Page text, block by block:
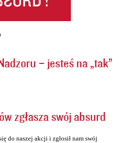
– jesteś na „tak”
zgłasza swój absurd
do naszej akcji i zgłosił nam swój